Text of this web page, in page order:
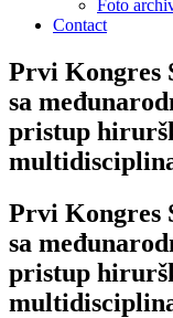
Foto
Contact
Prvi Kongres
sa
pristup
Prvi Kongres
sa
pristup